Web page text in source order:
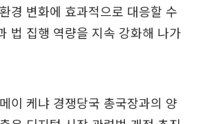
경 변화에 효과적으로 대응할 수
법 집행 역량을 지속 강화해 나가
이 케냐 경쟁당국 총국장과의 양